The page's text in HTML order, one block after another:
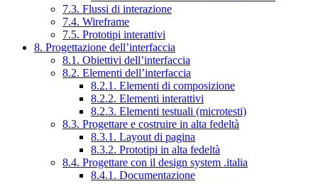
7.3. Flussi di interazione
7.4. Wireframe
7.5. Prototipi interattivi
8. Progettazione dell’interfaccia
8.1. Obiettivi dell’interfaccia
8.2. Elementi dell’interfaccia
8.2.1. Elementi di composizione
8.2.2. Elementi interattivi
8.2.3. Elementi testuali (microtesti)
8.3. Progettare e costruire in alta fedeltà
8.3.1. Layout di pagina
8.3.2. Prototipi in alta fedeltà
8.4. Progettare con il design system .italia
8.4.1. Documentazione